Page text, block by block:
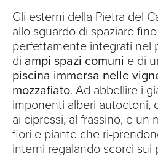
Gli esterni della Pietra del
allo sguardo di spaziare
perfettamente integrati nel
di ampi spazi comuni e di
piscina immersa nelle
mozzafiato. Ad abbellire i
imponenti alberi autoctoni,
ai cipressi, al frassino, e un
fiori e piante che ri-
interni regalando scorci sui